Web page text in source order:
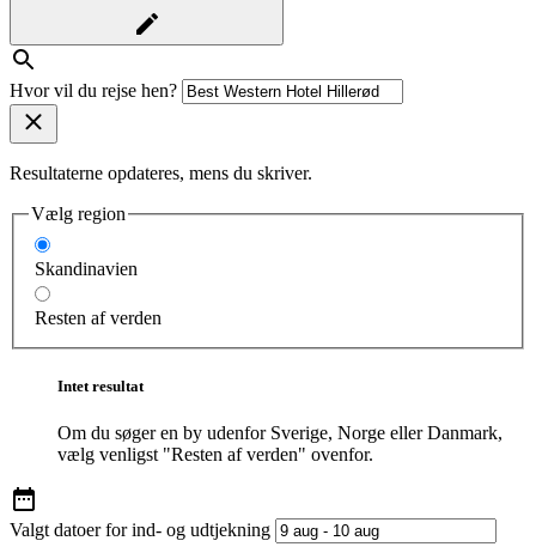
Hvor vil du rejse hen?
Resultaterne opdateres, mens du skriver.
Vælg region
Skandinavien
Resten af verden
Intet resultat
Om du søger en by udenfor Sverige, Norge eller Danmark,
vælg venligst "Resten af verden" ovenfor.
Valgt datoer for ind- og udtjekning